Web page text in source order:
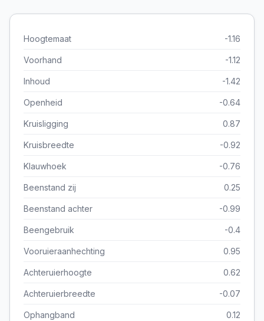
Hoogtemaat -1.16
Voorhand -1.12
Inhoud -1.42
Openheid -0.64
Kruisligging 0.87
Kruisbreedte -0.92
Klauwhoek -0.76
Beenstand zij 0.25
Beenstand achter -0.99
Beengebruik -0.4
Vooruieraanhechting 0.95
Achteruierhoogte 0.62
Achteruierbreedte -0.07
Ophangband 0.12